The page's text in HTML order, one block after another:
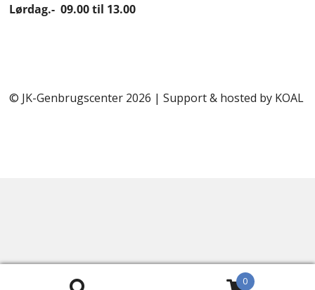
Lørdag.- 09.00 til 13.00
© JK-Genbrugscenter 2026 | Support & hosted by KOAL
0